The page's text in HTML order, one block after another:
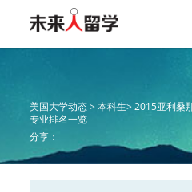
美国大学动态 >本科生>2015亚利桑
专业排名一览
分享：